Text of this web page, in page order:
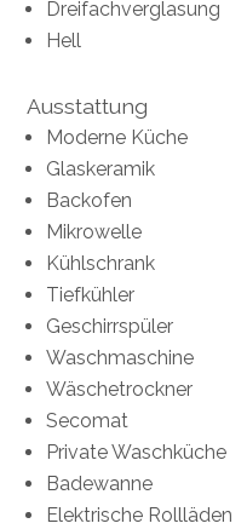
Dreifachverglasung
Hell
Ausstattung
Moderne Küche
Glaskeramik
Backofen
Mikrowelle
Kühlschrank
Tiefkühler
Geschirrspüler
Waschmaschine
Wäschetrockner
Secomat
Private Waschküche
Badewanne
Elektrische Rollläden